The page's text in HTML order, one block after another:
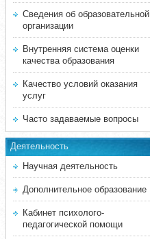
Сведения об образовательной
организации
Внутренняя система оценки
качества образования
Качество условий оказания
услуг
Часто задаваемые вопросы
Деятельность
Научная деятельность
Дополнительное образование
Кабинет психолого-
педагогической помощи